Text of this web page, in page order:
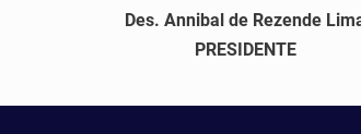
Des. Annibal de Rezende
PRESIDENTE